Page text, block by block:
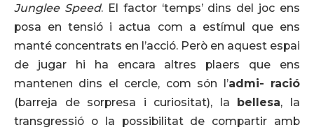
Junglee Speed. El factor ‘temps’ dins del joc ens
posa en tensió i actua com a estímul que ens
manté concentrats en l’acció. Però en aquest espai
de jugar hi ha encara altres plaers que ens
mantenen dins el cercle, com són l’admi- ració
(barreja de sorpresa i curiositat), la bellesa, la
transgressió o la possibilitat de compartir amb